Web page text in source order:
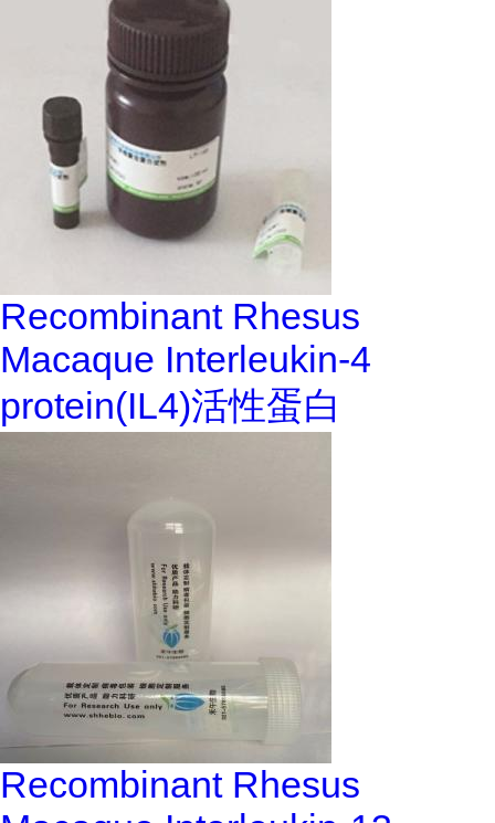
Recombinant Rhesus
Macaque Interleukin-4
protein(IL4)活性蛋白
Recombinant Rhesus